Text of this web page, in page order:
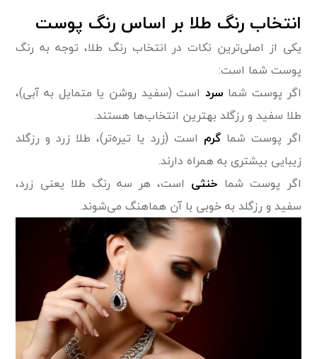
انتخاب رنگ طلا بر اساس رنگ پوست
یکی از اصلی‌ترین نکات در انتخاب رنگ طلا، توجه به رنگ
پوست شما است:
اگر پوست شما سرد است (سفید روشن یا متمایل به آبی)،
طلا سفید و رزگلد بهترین انتخاب‌ها هستند.
اگر پوست شماگرم است (زرد یا تیره‌تر)، طلا زرد و رزگلد
زیبایی بیشتری به همراه دارند.
اگر پوست شما خنثی است، هر سه رنگ طلا یعنی زرد،
سفید و رزگلد به خوبی با آن هماهنگ می‌شوند.